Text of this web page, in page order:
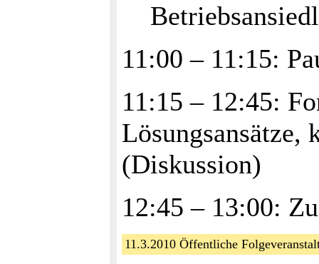
11:00 – 11:15:
11:15 – 12:45:
Lösungsansätze,
(Diskussion)
12:45 – 13:00:
11.3.2010 Öffentliche